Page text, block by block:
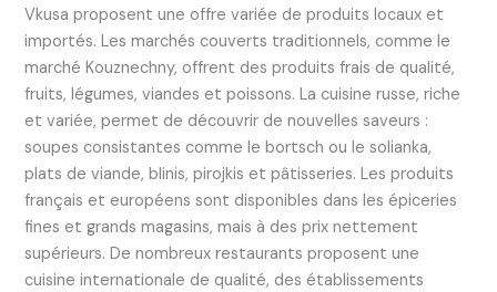
Vkusa proposent une offre variée de produits locaux et
importés. Les marchés couverts traditionnels, comme le
marché Kouznechny, offrent des produits frais de qualité,
fruits, légumes, viandes et poissons. La cuisine russe, riche
et variée, permet de découvrir de nouvelles saveurs :
soupes consistantes comme le bortsch ou le solianka,
plats de viande, blinis, pirojkis et pâtisseries. Les produits
français et européens sont disponibles dans les épiceries
fines et grands magasins, mais à des prix nettement
supérieurs. De nombreux restaurants proposent une
cuisine internationale de qualité, des établissements